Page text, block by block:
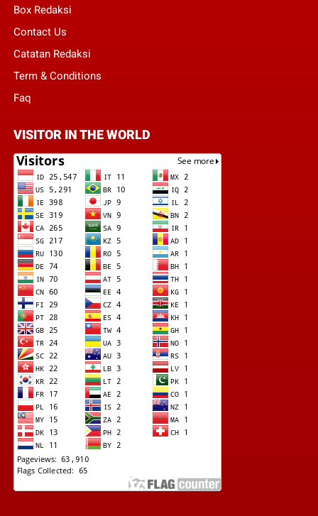
Box Redaksi
Contact Us
Catatan Redaksi
Term & Conditions
Faq
VISITOR IN THE WORLD